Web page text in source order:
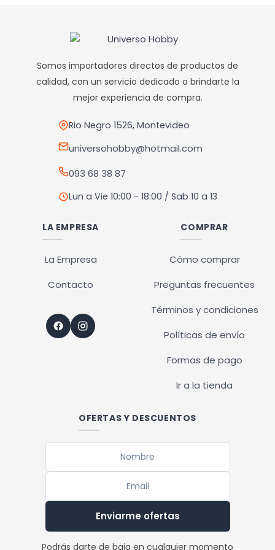
página
producto
Las
opciones
se
en
de
Somos importadores directos de productos de
calidad, con un servicio dedicado a brindarte la
mejor experiencia de compra.
Rio Negro 1526, Montevideo
universohobby@hotmail.com
093 68 38 87
Lun a Vie 10:00 - 18:00 / Sab 10 a 13
LA EMPRESA
La Empresa
Contacto
COMPRAR
Cómo comprar
Preguntas frecuentes
Términos y condiciones
Políticas de envío
Formas de pago
Ir a la tienda
OFERTAS Y DESCUENTOS
Enviarme ofertas
Podrás darte de baja en cualquier momento